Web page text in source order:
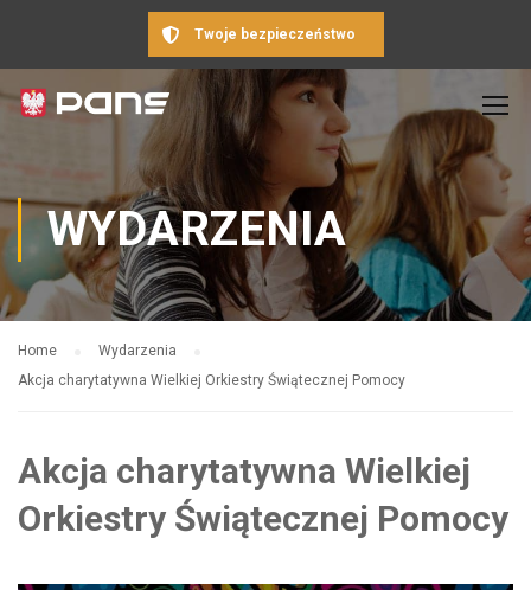
Twoje bezpieczeństwo
WYDARZENIA
Home
Wydarzenia
Akcja charytatywna Wielkiej Orkiestry Świątecznej Pomocy
Akcja charytatywna Wielkiej
Orkiestry Świątecznej Pomocy